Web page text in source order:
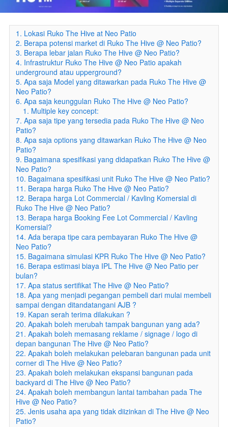
1. Lokasi Ruko The Hive at Neo Patio
2. Berapa potensi market di Ruko The Hive @ Neo Patio?
3. Berapa lebar jalan Ruko The Hive @ Neo Patio?
4. Infrastruktur Ruko The Hive @ Neo Patio apakah
underground atau upperground?
5. Apa saja Model yang ditawarkan pada Ruko The Hive @
Neo Patio?
6. Apa saja keunggulan Ruko The Hive @ Neo Patio?
1. Multiple key concept:
7. Apa saja tipe yang tersedia pada Ruko The Hive @ Neo
Patio?
8. Apa saja options yang ditawarkan Ruko The Hive @ Neo
Patio?
9. Bagaimana spesifikasi yang didapatkan Ruko The Hive @
Neo Patio?
10. Bagaimana spesifikasi unit Ruko The Hive @ Neo Patio?
11. Berapa harga Ruko The Hive @ Neo Patio?
12. Berapa harga Lot Commercial / Kavling Komersial di
Ruko The Hive @ Neo Patio?
13. Berapa harga Booking Fee Lot Commercial / Kavling
Komersial?
14. Ada berapa tipe cara pembayaran Ruko The Hive @
Neo Patio?
15. Bagaimana simulasi KPR Ruko The Hive @ Neo Patio?
16. Berapa estimasi biaya IPL The Hive @ Neo Patio per
bulan?
17. Apa status sertifikat The Hive @ Neo Patio?
18. Apa yang menjadi pegangan pembeli dari mulai membeli
sampai dengan ditandatangani AJB ?
19. Kapan serah terima dilakukan ?
20. Apakah boleh merubah tampak bangunan yang ada?
21. Apakah boleh memasang reklame / signage / logo di
depan bangunan The Hive @ Neo Patio?
22. Apakah boleh melakukan pelebaran bangunan pada unit
corner di The Hive @ Neo Patio?
23. Apakah boleh melakukan ekspansi bangunan pada
backyard di The Hive @ Neo Patio?
24. Apakah boleh membangun lantai tambahan pada The
Hive @ Neo Patio?
25. Jenis usaha apa yang tidak diizinkan di The Hive @ Neo
Patio?